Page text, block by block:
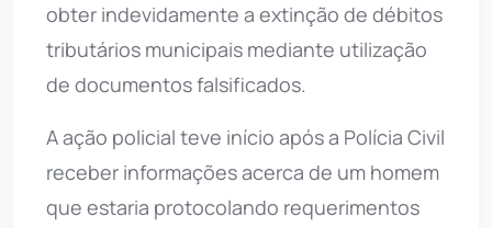
obter indevidamente a extinção de débitos
tributários municipais mediante utilização
de documentos falsificados.
A ação policial teve início após a Polícia Civil
receber informações acerca de um homem
que estaria protocolando requerimentos